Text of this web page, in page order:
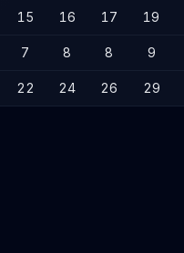
15 16 17 19
7 8 8 9
22 24 26 29